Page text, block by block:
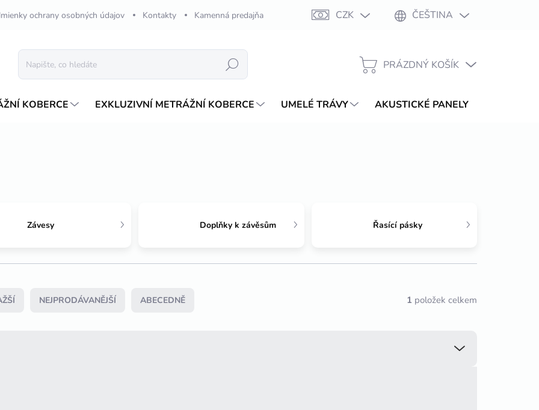
ochrany osobných údajov Kontakty Kamenná predajňa Moje objednávkaCZK ČEŠTINA
Hledat NÁKUPNÍ
PRÁZDNÝ KOŠÍK
KOBERCE EXKLUZIVNÍ METRÁŽNÍ KOBERCE UMELÉ TRÁVY AKUSTICKÉ PANELY
Závesy Doplňky k závěsům Řasící pásky
NEJPRODÁVANĚJŠÍ ABECEDNĚ 1 položek celkem